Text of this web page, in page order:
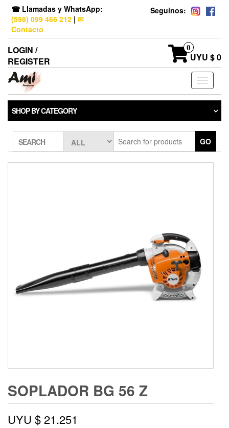
☎ Llamadas y WhatsApp:
(598) 099 466 212 | ✉
Contacto
Seguínos:
LOGIN /
REGISTER
0
UYU $ 0
Toggle
SHOP BY CATEGORY
SEARCH GO
SOPLADOR BG 56 Z
UYU $21.251